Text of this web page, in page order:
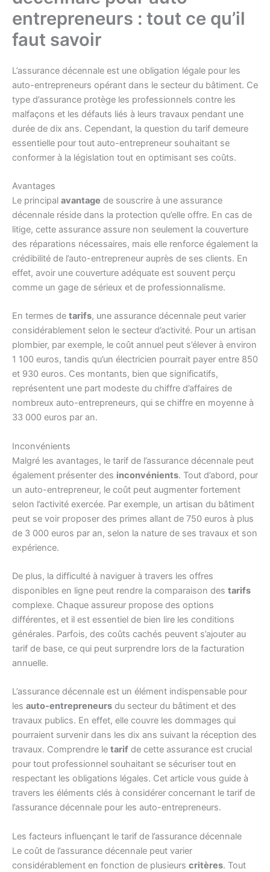
entrepreneurs : tout ce qu’il
faut savoir
L’assurance décennale est une obligation légale pour les
auto-entrepreneurs opérant dans le secteur du bâtiment. Ce
type d’assurance protège les professionnels contre les
malfaçons et les défauts liés à leurs travaux pendant une
durée de dix ans. Cependant, la question du tarif demeure
essentielle pour tout auto-entrepreneur souhaitant se
conformer à la législation tout en optimisant ses coûts.
Avantages
Le principal avantage de souscrire à une assurance
décennale réside dans la protection qu’elle offre. En cas de
litige, cette assurance assure non seulement la couverture
des réparations nécessaires, mais elle renforce également la
crédibilité de l’auto-entrepreneur auprès de ses clients. En
effet, avoir une couverture adéquate est souvent perçu
comme un gage de sérieux et de professionnalisme.
En termes de tarifs, une assurance décennale peut varier
considérablement selon le secteur d’activité. Pour un artisan
plombier, par exemple, le coût annuel peut s’élever à environ
1 100 euros, tandis qu’un électricien pourrait payer entre 850
et 930 euros. Ces montants, bien que significatifs,
représentent une part modeste du chiffre d’affaires de
nombreux auto-entrepreneurs, qui se chiffre en moyenne à
33 000 euros par an.
Inconvénients
Malgré les avantages, le tarif de l’assurance décennale peut
également présenter des inconvénients. Tout d’abord, pour
un auto-entrepreneur, le coût peut augmenter fortement
selon l’activité exercée. Par exemple, un artisan du bâtiment
peut se voir proposer des primes allant de 750 euros à plus
de 3 000 euros par an, selon la nature de ses travaux et son
expérience.
De plus, la difficulté à naviguer à travers les offres
disponibles en ligne peut rendre la comparaison des tarifs
complexe. Chaque assureur propose des options
différentes, et il est essentiel de bien lire les conditions
générales. Parfois, des coûts cachés peuvent s’ajouter au
tarif de base, ce qui peut surprendre lors de la facturation
annuelle.
L’assurance décennale est un élément indispensable pour
les auto-entrepreneurs du secteur du bâtiment et des
travaux publics. En effet, elle couvre les dommages qui
pourraient survenir dans les dix ans suivant la réception des
travaux. Comprendre le tarif de cette assurance est crucial
pour tout professionnel souhaitant se sécuriser tout en
respectant les obligations légales. Cet article vous guide à
travers les éléments clés à considérer concernant le tarif de
l’assurance décennale pour les auto-entrepreneurs.
Les facteurs influençant le tarif de l’assurance décennale
Le coût de l’assurance décennale peut varier
considérablement en fonction de plusieurs critères. Tout